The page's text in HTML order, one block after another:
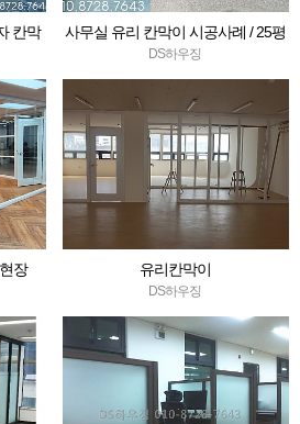
칸막
사무실 유리 칸막이 시공사례 / 25평
규모 / 분당 헬스케어 사무실
DS하우징
장 유리칸막이
DS하우징